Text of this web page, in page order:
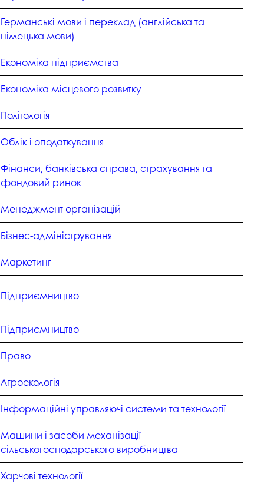
Германські мови і переклад (англійська та
німецька мови)
Економіка підприємства
Економіка місцевого розвитку
Політологія
Облік і оподаткування
Фінанси, банківська справа, страхування та
фондовий ринок
Менеджмент організацій
Бізнес-адміністрування
Маркетинг
Підприємництво
Підприємництво
Право
Агроекологія
Інформаційні управляючі системи та технології
Машини і засоби механізації
сільськогосподарського виробництва
Харчові технології